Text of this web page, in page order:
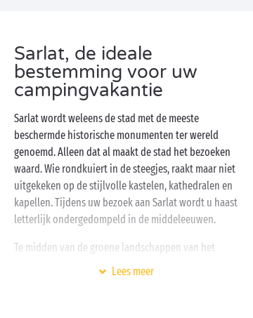
Sarlat, de ideale
bestemming voor uw
campingvakantie
Sarlat wordt weleens de stad met de meeste
beschermde historische monumenten ter wereld
genoemd. Alleen dat al maakt de stad het bezoeken
waard. Wie rondkuiert in de steegjes, raakt maar niet
uitgekeken op de stijlvolle kastelen, kathedralen en
kapellen. Tijdens uw bezoek aan Sarlat wordt u haast
letterlijk ondergedompeld in de middeleeuwen.
Te midden van de groene landschappen van het
departement Dordogne is het heerlijk logeren op een
Lees meer